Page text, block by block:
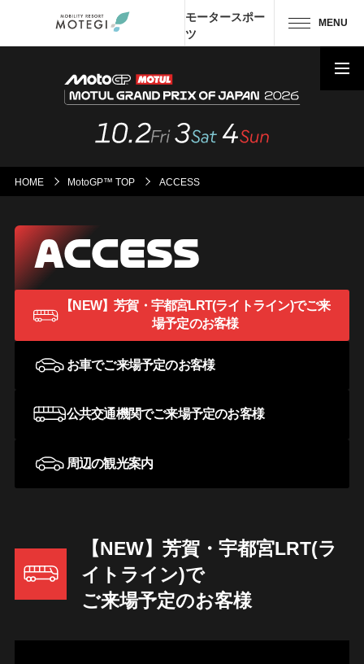
モータースポー
ツ
MENU
トップページ
エリア・施設
ホテル・キャンプ
レストラン
グッズ＆ショップ
アトラクション
営業時間 料金・チケット
サービスガイド アンケート
チケット購入
HOME MotoGP™ TOP ACCESS
【NEW】芳賀・宇都宮LRT(ライトライン)でご来
場予定のお客様
お車でご来場予定のお客様
公共交通機関でご来場予定のお客様
周辺の観光案内
【NEW】芳賀・宇都宮LRT(ラ
イトライン)で
ご来場予定のお客様